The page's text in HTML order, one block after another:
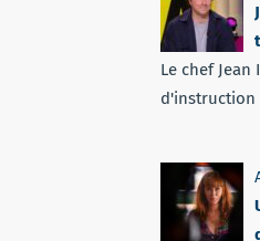
Le chef
d'instruction